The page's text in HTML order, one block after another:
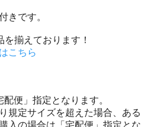
きです。
揃えております！
こちら
便」指定となります。
規定サイズを超えた場合、ある
入の場合は「宅配便」指定とな